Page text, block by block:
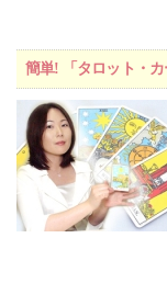
簡単! 「タロット・カ